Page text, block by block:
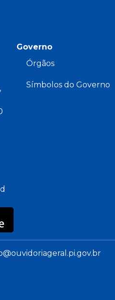
Governo
Órgãos
Símbolos do Governo